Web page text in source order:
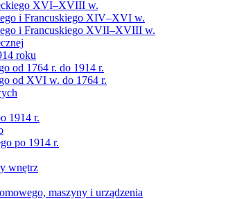
XVI–XVIII w.
i Francuskiego XIV–XVI w.
i Francuskiego XVII–XVIII w.
roku
od 1764 r. do 1914 r.
od XVI w. do 1764 r.
1914 r.
po 1914 r.
wnętrz
maszyny i urządzenia